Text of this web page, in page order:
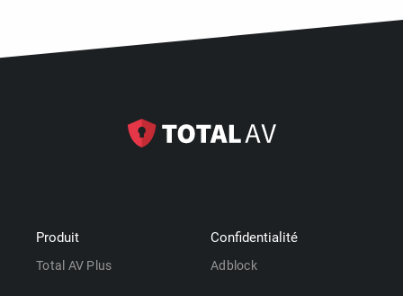
Produit
Total AV Plus
Confidentialité
Adblock